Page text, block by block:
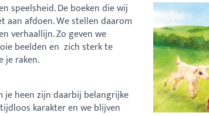
speelsheid. De boeken die wij
aan afdoen. We stellen daarom
verhaallijn. Zo geven we
beelden en zich sterk te
je raken.
heen zijn daarbij belangrijke
karakter en we blijven